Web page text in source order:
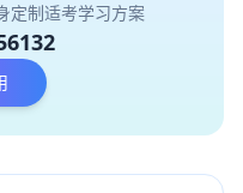
定制适考学习方案